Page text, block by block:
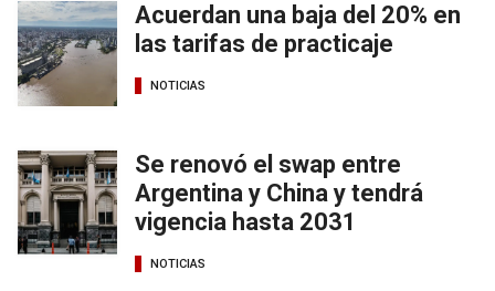
Acuerdan una baja del 20% en
las tarifas de practicaje
NOTICIAS
Se renovó el swap entre
Argentina y China y tendrá
vigencia hasta 2031
NOTICIAS